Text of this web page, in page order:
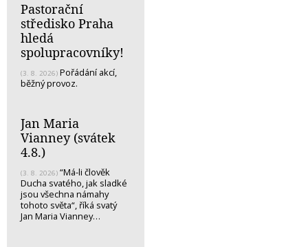
Pastorační
středisko Praha
hledá
spolupracovníky!
(3. 8. 2026) Pořádání akcí,
běžný provoz.
Jan Maria
Vianney (svátek
4.8.)
(3. 8. 2026) “Má-li člověk
Ducha svatého, jak sladké
jsou všechna námahy
tohoto světa“, říká svatý
Jan Maria Vianney…